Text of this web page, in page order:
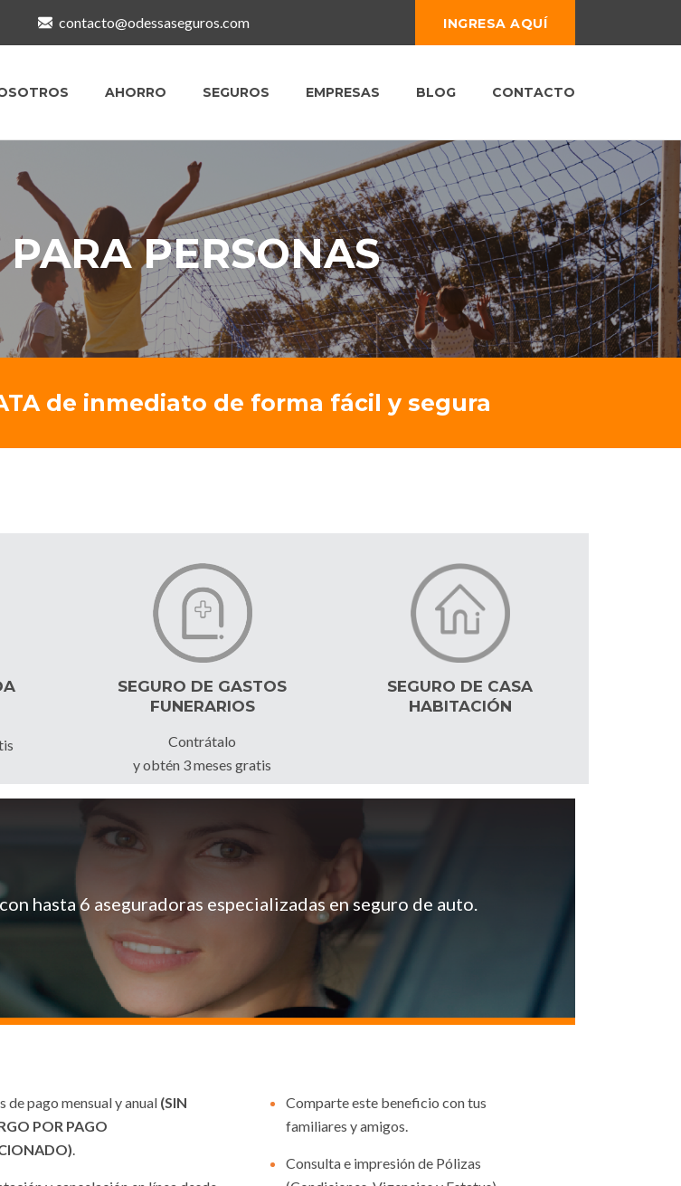
contacto@odessaseguros.com INGRESA AQUÍ
AHORRO SEGUROS EMPRESAS BLOG CONTACTO
PARA PERSONAS
de inmediato de forma fácil y segura
SEGURO DE GASTOS
FUNERARIOS
Contrátalo
y obtén 3 meses gratis
SEGURO DE CASA
HABITACIÓN
hasta 6 aseguradoras especializadas en seguro de auto.
de pago mensual y anual (SIN
POR PAGO
.
Comparte este beneficio con tus
familiares y amigos.
Consulta e impresión de Pólizas